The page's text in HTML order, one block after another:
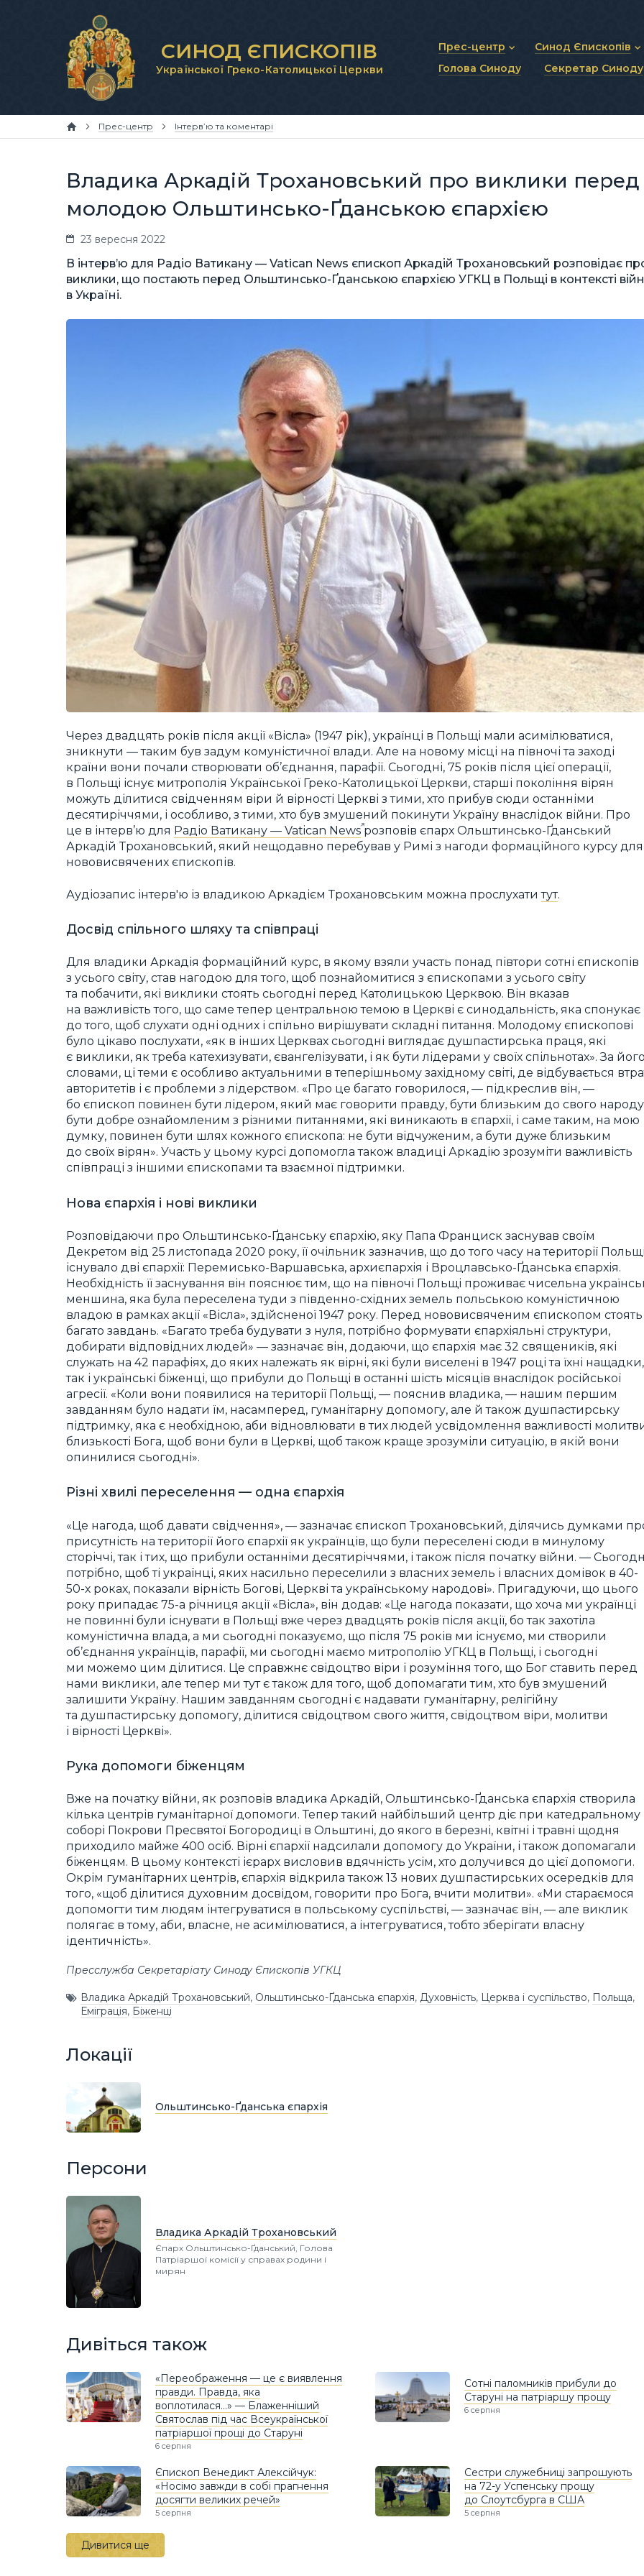
СИНОД ЄПИСКОПІВ
Української Греко-Католицької Церкви
Прес-центр
Новини та анонси
Синод Єпископів
Статут Синоду
Синодальні органи
Голова Синоду Секретар Синоду
Прес-центр Інтерв’ю та коментарі
Владика Аркадій Трохановський про виклики перед
молодою Ольштинсько-Ґданською єпархією
23 вересня 2022
В інтерв’ю для Радіо Ватикану — Vatican News єпископ Аркадій Трохановський розповідає
виклики, що постають перед Ольштинсько-Ґданською єпархією УГКЦ в Польщі в контексті
в Україні.
Через двадцять років після акції «Вісла» (1947 рік), українці в Польщі мали асимілюватися,
зникнути — таким був задум комуністичної влади. Але на новому місці на півночі та заході
країни вони почали створювати об’єднання, парафії. Сьогодні, 75 років після цієї операції,
в Польщі існує митрополія Української Греко-Католицької Церкви, старші покоління вірян
можуть ділитися свідченням віри й вірності Церкві з тими, хто прибув сюди останніми
десятиріччями, і особливо, з тими, хто був змушений покинути Україну внаслідок війни. Про
це в інтерв’ю для Радіо Ватикану — Vatican Newsрозповів єпарх Ольштинсько-Ґданський
Аркадій Трохановський, який нещодавно перебував у Римі з нагоди формаційного курсу для
нововисвячених єпископів.
Аудіозапис інтерв'ю із владикою Аркадієм Трохановським можна прослухатитут.
Досвід спільного шляху та співпраці
Для владики Аркадія формаційний курс, в якому взяли участь понад півтори сотні єпископів
з усього світу, став нагодою для того, щоб познайомитися з єпископами з усього світу
та побачити, які виклики стоять сьогодні перед Католицькою Церквою. Він вказав
на важливість того, що саме тепер центральною темою в Церкві є синодальність, яка спонукає
до того, щоб слухати одні одних і спільно вирішувати складні питання. Молодому єпископові
було цікаво послухати, «як в інших Церквах сьогодні виглядає душпастирська праця, які
є виклики, як треба катехизувати, євангелізувати, і як бути лідерами у своїх спільнотах». За його
словами, ці теми є особливо актуальними в теперішньому західному світі, де відбувається
авторитетів і є проблеми з лідерством. «Про це багато говорилося, — підкреслив він, —
бо єпископ повинен бути лідером, який має говорити правду, бути близьким до свого
бути добре ознайомленим з різними питаннями, які виникають в єпархії, і саме таким, на мою
думку, повинен бути шлях кожного єпископа: не бути відчуженим, а бути дуже близьким
до своїх вірян». Участь у цьому курсі допомогла також владиці Аркадію зрозуміти важливість
співпраці з іншими єпископами та взаємної підтримки.
Нова єпархія і нові виклики
Розповідаючи про Ольштинсько-Ґданську єпархію, яку Папа Франциск заснував своїм
Декретом від 25 листопада 2020 року, її очільник зазначив, що до того часу на території Польщі
існувало дві єпархії: Перемисько-Варшавська, архиєпархія і Вроцлавсько-Ґданська єпархія.
Необхідність її заснування він пояснює тим, що на півночі Польщі проживає чисельна
меншина, яка була переселена туди з південно-східних земель польською комуністичною
владою в рамках акції «Вісла», здійсненої 1947 року. Перед нововисвяченим єпископом стоять
багато завдань. «Багато треба будувати з нуля, потрібно формувати єпархіяльні структури,
добирати відповідних людей» — зазначає він, додаючи, що єпархія має 32 священиків, які
служать на 42 парафіях, до яких належать як вірні, які були виселені в 1947 році та їхні нащадки,
так і українські біженці, що прибули до Польщі в останні шість місяців внаслідок російської
агресії. «Коли вони появилися на території Польщі, — пояснив владика, — нашим першим
завданням було надати їм, насамперед, гуманітарну допомогу, але й також душпастирську
підтримку, яка є необхідною, аби відновлювати в тих людей усвідомлення важливості
близькості Бога, щоб вони були в Церкві, щоб також краще зрозуміли ситуацію, в якій вони
опинилися сьогодні».
Різні хвилі переселення — одна єпархія
«Це нагода, щоб давати свідчення», — зазначає єпископ Трохановський, ділячись думками
присутність на території його єпархії як українців, що були переселені сюди в минулому
сторіччі, так і тих, що прибули останніми десятиріччями, і також після початку війни. —
потрібно, щоб ті українці, яких насильно переселили з власних земель і власних домівок в 40-
50-х роках, показали вірність Богові, Церкві та українському народові». Пригадуючи, що цього
року припадає 75-а річниця акції «Вісла», він додав: «Це нагода показати, що хоча ми українці
не повинні були існувати в Польщі вже через двадцять років після акції, бо так захотіла
комуністична влада, а ми сьогодні показуємо, що після 75 років ми існуємо, ми створили
об’єднання українців, парафії, ми сьогодні маємо митрополію УГКЦ в Польщі, і сьогодні
ми можемо цим ділитися. Це справжнє свідоцтво віри і розуміння того, що Бог ставить перед
нами виклики, але тепер ми тут є також для того, щоб допомагати тим, хто був змушений
залишити Україну. Нашим завданням сьогодні є надавати гуманітарну, релігійну
та душпастирську допомогу, ділитися свідоцтвом свого життя, свідоцтвом віри, молитви
і вірності Церкві».
Рука допомоги біженцям
Вже на початку війни, як розповів владика Аркадій, Ольштинсько-Ґданська єпархія створила
кілька центрів гуманітарної допомоги. Тепер такий найбільший центр діє при катедральному
соборі Покрови Пресвятої Богородиці в Ольштині, до якого в березні, квітні і травні щодня
приходило майже 400 осіб. Вірні єпархії надсилали допомогу до України, і також допомагали
біженцям. В цьому контексті ієрарх висловив вдячність усім, хто долучився до цієї допомоги.
Окрім гуманітарних центрів, єпархія відкрила також 13 нових душпастирських осередків для
того, «щоб ділитися духовним досвідом, говорити про Бога, вчити молитви». «Ми стараємося
допомогти тим людям інтегруватися в польському суспільстві, — зазначає він, — але виклик
полягає в тому, аби, власне, не асимілюватися, а інтегруватися, тобто зберігати власну
ідентичність».
Пресслужба Секретаріату Синоду Єпископів УГКЦ
Владика Аркадій Трохановський, Ольштинсько-Ґданська єпархія, Духовність, Церква і суспільство, Польща,
Еміграція, Біженці
Локації
Ольштинсько-Ґданська єпархія
Персони
Владика Аркадій Трохановський
Єпарх Ольштинсько-Ґданський, Голова
Патріаршої комісії у справах родини і
мирян
Дивіться також
«Переображення — це є виявлення
правди. Правда, яка
воплотилася…» — Блаженніший
Святослав під час Всеукраїнської
патріаршої прощі до Старуні
6 серпня
Сотні паломників прибули до
Старуні на патріаршу прощу
6 серпня
Єпископ Венедикт Алексійчук:
«Носімо завжди в собі прагнення
досягти великих речей»
5 серпня
Сестри служебниці запрошують
на 72-у Успенську прощу
до Слоутсбурга в США
5 серпня
Дивитися ще